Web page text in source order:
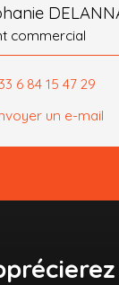
commercial
6 84 15 47 29
un e-mail